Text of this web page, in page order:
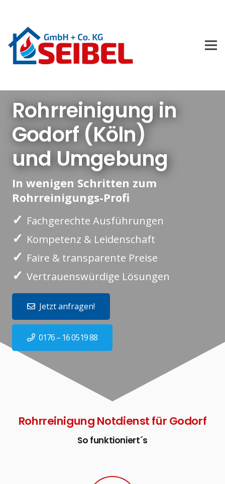
Rohrreinigung in
Godorf (Köln)
und Umgebung
In wenigen Schritten zum
Rohrreinigungs-Profi
✓ Fachgerechte Ausführungen
✓ Kompetenz & Leidenschaft
✓ Faire & transparente Preise
✓ Vertrauenswürdige Lösungen
Jetzt anfragen!
0176 – 16 0519 88
Rohrreinigung Notdienst für Godorf
So funktioniert´s